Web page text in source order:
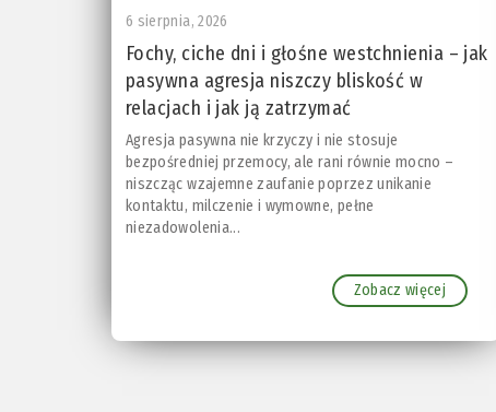
6 sierpnia, 2026
Fochy, ciche dni i głośne westchnienia – jak
pasywna agresja niszczy bliskość w
relacjach i jak ją zatrzymać
Agresja pasywna nie krzyczy i nie stosuje
bezpośredniej przemocy, ale rani równie mocno –
niszcząc wzajemne zaufanie poprzez unikanie
kontaktu, milczenie i wymowne, pełne
niezadowolenia...
Zobacz więcej